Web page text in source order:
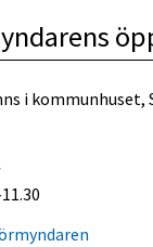
i kommunhuset,